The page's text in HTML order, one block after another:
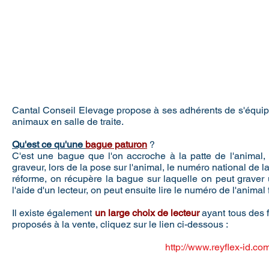
Cantal Conseil Elevage propose à ses adhérents de
animaux en salle de traite.
Qu'est ce qu'une bague paturon ?
C'est une bague que l'on accroche à la patte de
graveur, lors de la pose sur l'animal, le numéro national de
réforme, on récupère la bague sur laquelle on peut
l'aide d'un lecteur, on peut ensuite lire le numéro de
Il existe également un large choix de lecteurayant tous des
proposés à la vente, cliquez sur le lien ci-dessous :
http://www.reyflex-